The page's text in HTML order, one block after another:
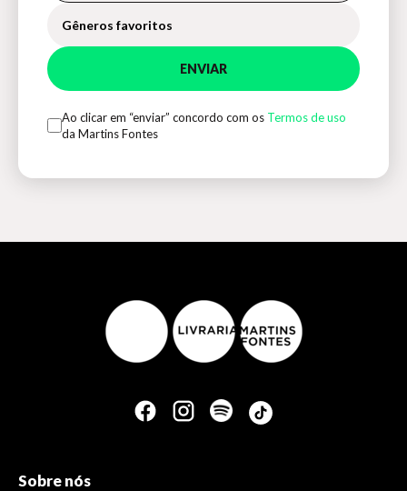
Gêneros favoritos
ENVIAR
Ao clicar em “enviar” concordo com os Termos de uso
da Martins Fontes
Sobre nós